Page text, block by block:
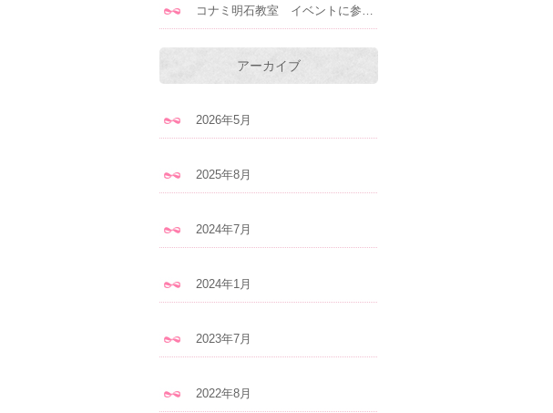
コナミ明石教室 イベントに参加します！
アーカイブ
2026年5月
2025年8月
2024年7月
2024年1月
2023年7月
2022年8月